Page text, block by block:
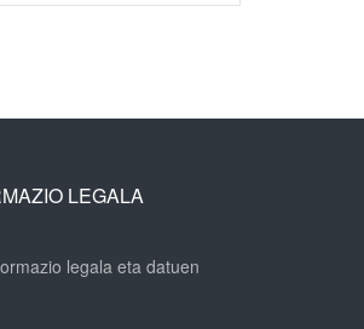
LEGALA
legala eta datuen